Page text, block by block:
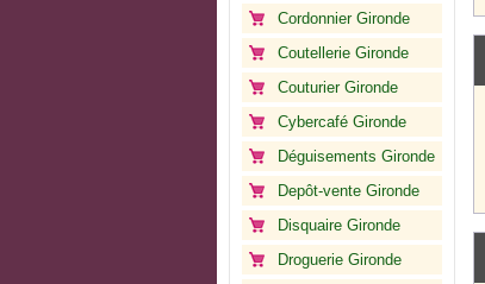
Cordonnier Gironde
Coutellerie Gironde
Couturier Gironde
Cybercafé Gironde
Déguisements Gironde
Depôt-vente Gironde
Disquaire Gironde
Droguerie Gironde